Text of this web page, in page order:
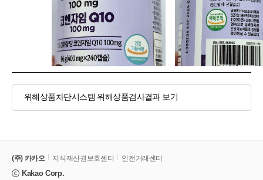
위해상품차단시스템 위해상품검사결과 보기
(주) 카카오 지식재산권보호센터 안전거래센터
Kakao Corp.